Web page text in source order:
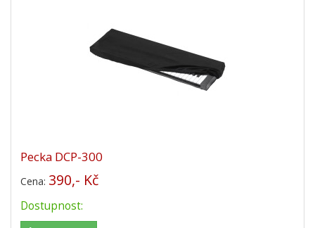
Pecka DCP-300
Cena: 390,- Kč
Dostupnost: